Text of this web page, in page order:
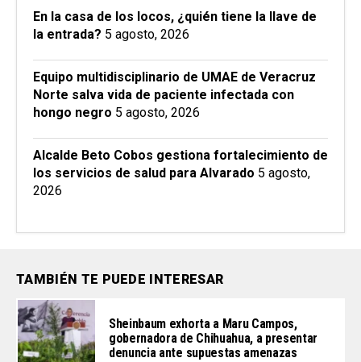
En la casa de los locos, ¿quién tiene la llave de
la entrada? 5 agosto, 2026
Equipo multidisciplinario de UMAE de Veracruz
Norte salva vida de paciente infectada con
hongo negro 5 agosto, 2026
Alcalde Beto Cobos gestiona fortalecimiento de
los servicios de salud para Alvarado 5 agosto,
2026
TAMBIÉN TE PUEDE INTERESAR
Sheinbaum exhorta a Maru Campos,
gobernadora de Chihuahua, a presentar
denuncia ante supuestas amenazas